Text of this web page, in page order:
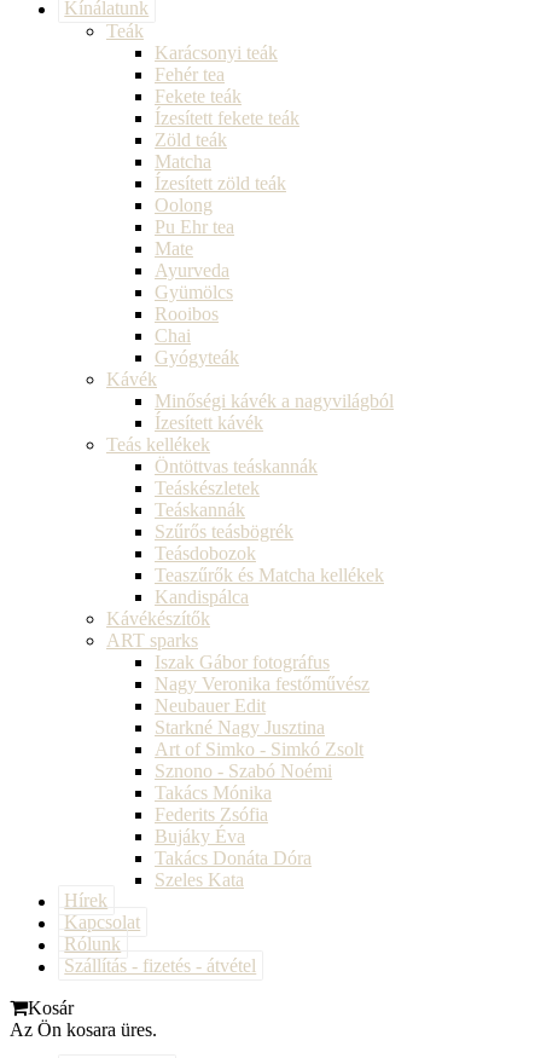
Kínálatunk
Teák
Karácsonyi teák
Fehér tea
Fekete teák
Ízesített fekete teák
Zöld teák
Matcha
Ízesített zöld teák
Oolong
Pu Ehr tea
Mate
Ayurveda
Gyümölcs
Rooibos
Chai
Gyógyteák
Kávék
Minőségi kávék a nagyvilágból
Ízesített kávék
Teás kellékek
Öntöttvas teáskannák
Teáskészletek
Teáskannák
Szűrős teásbögrék
Teásdobozok
Teaszűrők és Matcha kellékek
Kandispálca
Kávékészítők
ART sparks
Iszak Gábor fotográfus
Nagy Veronika festőművész
Neubauer Edit
Starkné Nagy Jusztina
Art of Simko - Simkó Zsolt
Sznono - Szabó Noémi
Takács Mónika
Federits Zsófia
Bujáky Éva
Takács Donáta Dóra
Szeles Kata
Hírek
Kapcsolat
Rólunk
Szállítás - fizetés - átvétel
Kosár
Az Ön kosara üres.